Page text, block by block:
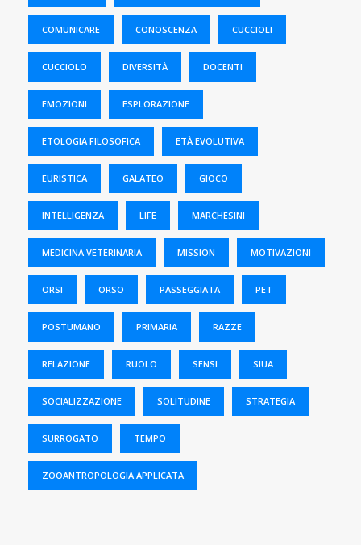
COMUNICARE CONOSCENZA CUCCIOLI
CUCCIOLO DIVERSITÀ DOCENTI
EMOZIONI ESPLORAZIONE
ETOLOGIA FILOSOFICA ETÀ EVOLUTIVA
EURISTICA GALATEO GIOCO
INTELLIGENZA LIFE MARCHESINI
MEDICINA VETERINARIA MISSION MOTIVAZIONI
ORSI ORSO PASSEGGIATA PET
POSTUMANO PRIMARIA RAZZE
RELAZIONE RUOLO SENSI SIUA
SOCIALIZZAZIONE SOLITUDINE STRATEGIA
SURROGATO TEMPO
ZOOANTROPOLOGIA APPLICATA